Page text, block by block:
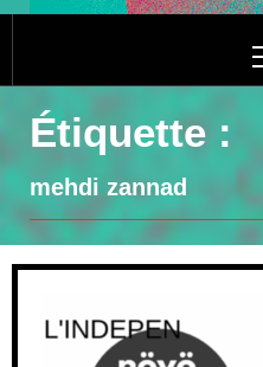
Étiquette :
mehdi zannad